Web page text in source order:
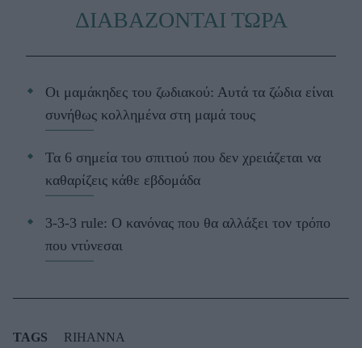
ΔΙΑΒΑΖΟΝΤΑΙ ΤΩΡΑ
Οι μαμάκηδες του ζωδιακού: Αυτά τα ζώδια είναι
συνήθως κολλημένα στη μαμά τους
Τα 6 σημεία του σπιτιού που δεν χρειάζεται να
καθαρίζεις κάθε εβδομάδα
3-3-3 rule: Ο κανόνας που θα αλλάξει τον τρόπο
που ντύνεσαι
TAGS RIHANNA